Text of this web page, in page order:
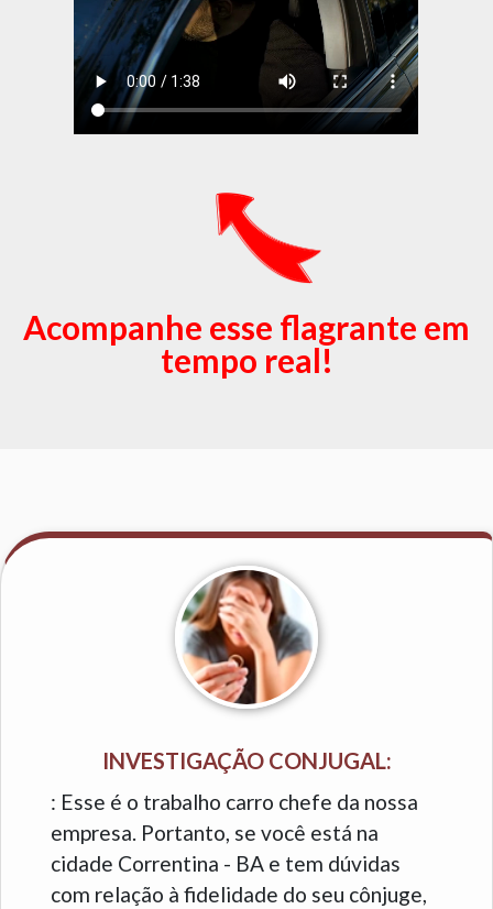
Acompanhe esse flagrante em
tempo real!
INVESTIGAÇÃO CONJUGAL:
: Esse é o trabalho carro chefe da nossa
empresa. Portanto, se você está na
cidade Correntina - BA e tem dúvidas
com relação à fidelidade do seu cônjuge,